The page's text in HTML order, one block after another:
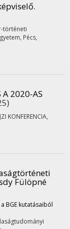
történeti
Pécs,
A 2020-AS
KONFERENCIA,
Fülöpné
BGE kutatásaiból